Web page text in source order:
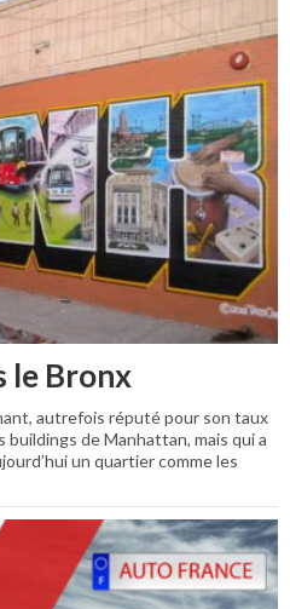
le Bronx
autrefois réputé pour son taux
buildings de Manhattan, mais qui a
un quartier comme les